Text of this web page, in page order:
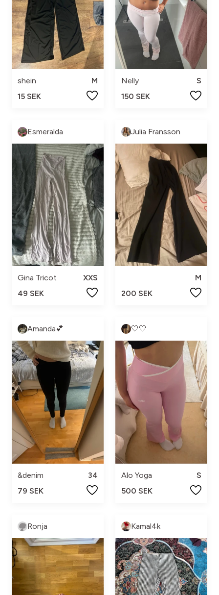
shein
M
15 SEK
Nelly
S
150 SEK
Esmeralda
Gina Tricot
XXS
49 SEK
Julia Fransson
M
200 SEK
Amanda💕
&denim
34
79 SEK
🤍🤍
Alo Yoga
S
500 SEK
Ronja Kamal4k